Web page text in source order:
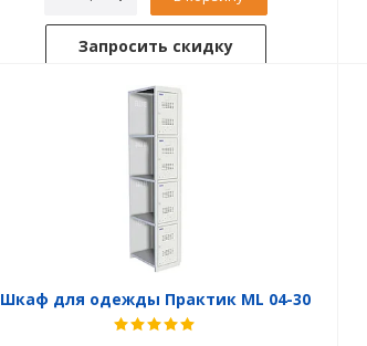
Запросить скидку
Шкаф для одежды Практик ML 04-30